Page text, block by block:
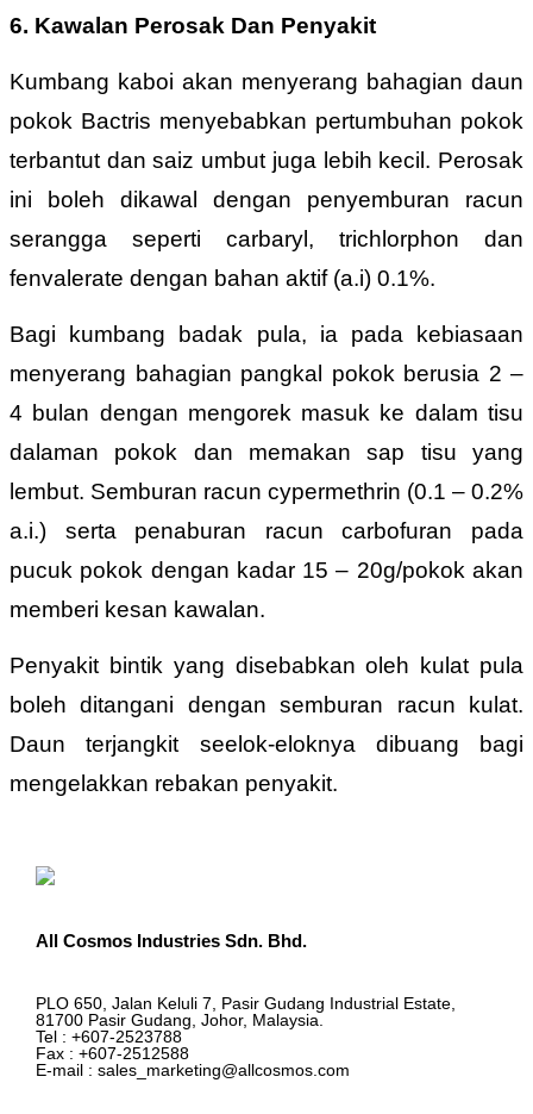
6. Kawalan Perosak Dan Penyakit
Kumbang kaboi akan menyerang bahagian daun
pokok Bactris menyebabkan pertumbuhan pokok
terbantut dan saiz umbut juga lebih kecil. Perosak
ini boleh dikawal dengan penyemburan racun
serangga seperti carbaryl, trichlorphon dan
fenvalerate dengan bahan aktif (a.i) 0.1%.
Bagi kumbang badak pula, ia pada kebiasaan
menyerang bahagian pangkal pokok berusia 2 –
4 bulan dengan mengorek masuk ke dalam tisu
dalaman pokok dan memakan sap tisu yang
lembut. Semburan racun cypermethrin (0.1 – 0.2%
a.i.) serta penaburan racun carbofuran pada
pucuk pokok dengan kadar 15 – 20g/pokok akan
memberi kesan kawalan.
Penyakit bintik yang disebabkan oleh kulat pula
boleh ditangani dengan semburan racun kulat.
Daun terjangkit seelok-eloknya dibuang bagi
mengelakkan rebakan penyakit.
All Cosmos Industries Sdn. Bhd.
PLO 650, Jalan Keluli 7, Pasir Gudang Industrial Estate,
81700 Pasir Gudang, Johor, Malaysia.
Tel : +607-2523788
Fax : +607-2512588
E-mail : sales_marketing@allcosmos.com